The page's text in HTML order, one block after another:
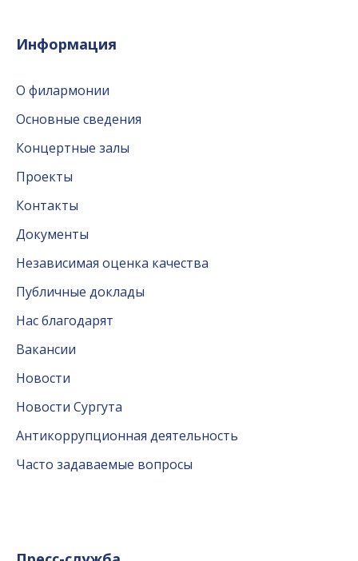
Информация
О филармонии
Основные сведения
Концертные залы
Проекты
Контакты
Документы
Независимая оценка качества
Публичные доклады
Нас благодарят
Вакансии
Новости
Новости Сургута
Антикоррупционная деятельность
Часто задаваемые вопросы